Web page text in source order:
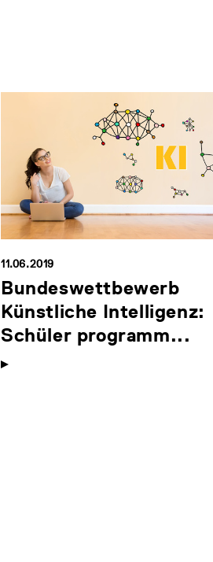
11.06.2019
Bundeswettbewerb
Künstliche Intelligenz:
Schüler programm...